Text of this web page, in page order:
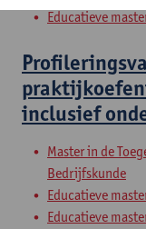
Educatieve
inclusief
Master in de
Bedrijfskunde
Educatieve
Educatieve